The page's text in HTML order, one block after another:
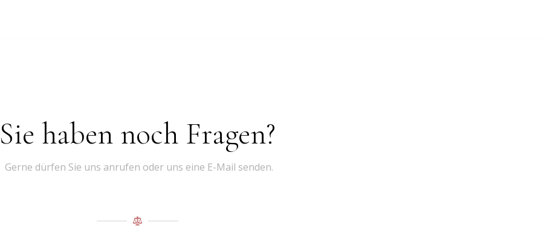
Sie haben noch Fragen?
Gerne dürfen Sie uns anrufen oder uns eine E-Mail senden.